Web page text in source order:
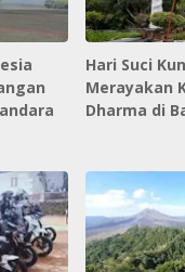
Hari Suci
Merayakan
Dharma di